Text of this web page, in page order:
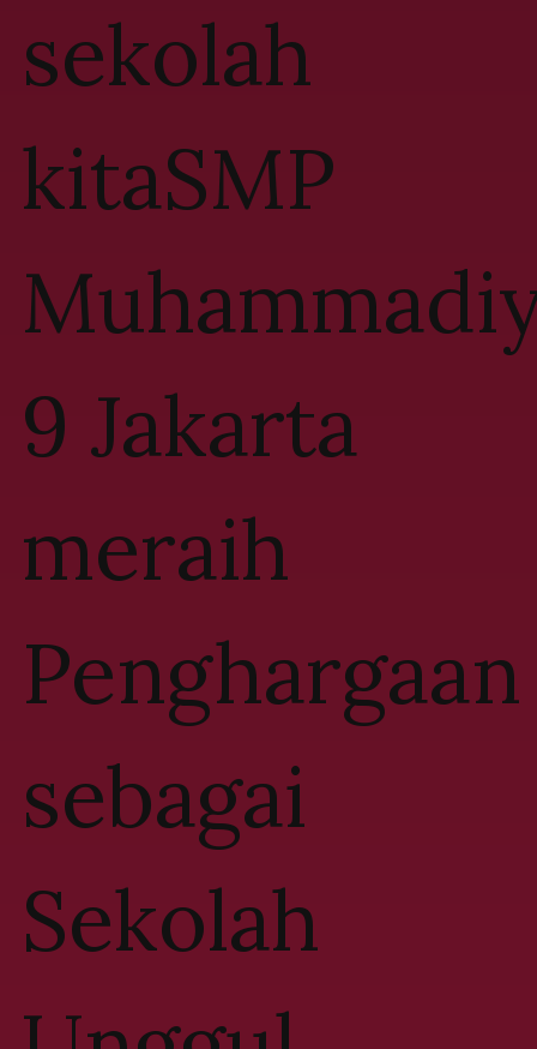
sekolah
kitaSMP
9 Jakarta
meraih
Penghargaan
sebagai
Sekolah